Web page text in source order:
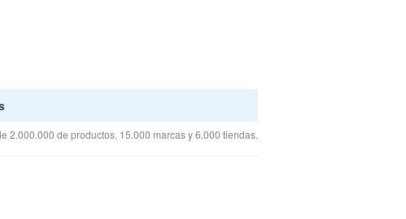
2.000.000 de productos, 15.000 marcas y 6.000 tiendas.